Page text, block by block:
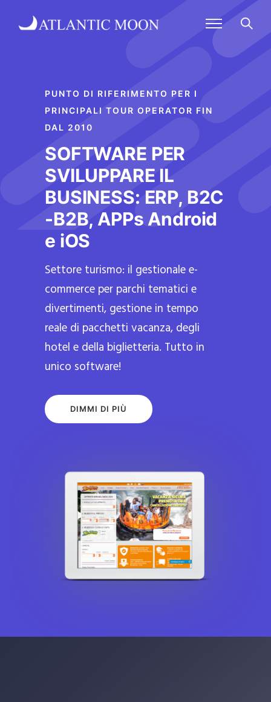
PUNTO DI RIFERIMENTO PER I
PRINCIPALI TOUR OPERATOR FIN
DAL 2010
SOFTWARE PER
SVILUPPARE IL
BUSINESS: ERP, B2C
-B2B, APPs Android
e iOS
Settore turismo: il gestionale e-
commerce per parchi tematici e
divertimenti, gestione in tempo
reale di pacchetti vacanza, degli
hotel e della biglietteria. Tutto in
unico software!
DIMMI DI PIÙ